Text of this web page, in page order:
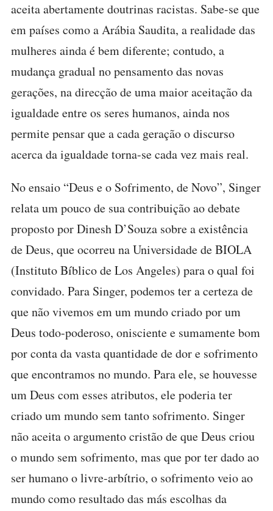
aceita abertamente doutrinas racistas. Sabe-se que
em países como a Arábia Saudita, a realidade das
mulheres ainda é bem diferente; contudo, a
mudança gradual no pensamento das novas
gerações, na direcção de uma maior aceitação da
igualdade entre os seres humanos, ainda nos
permite pensar que a cada geração o discurso
acerca da igualdade torna-se cada vez mais real.
No ensaio “Deus e o Sofrimento, de Novo”, Singer
relata um pouco de sua contribuição ao debate
proposto por Dinesh D’Souza sobre a existência
de Deus, que ocorreu na Universidade de BIOLA
(Instituto Bíblico de Los Angeles) para o qual foi
convidado. Para Singer, podemos ter a certeza de
que não vivemos em um mundo criado por um
Deus todo-poderoso, onisciente e sumamente bom
por conta da vasta quantidade de dor e sofrimento
que encontramos no mundo. Para ele, se houvesse
um Deus com esses atributos, ele poderia ter
criado um mundo sem tanto sofrimento. Singer
não aceita o argumento cristão de que Deus criou
o mundo sem sofrimento, mas que por ter dado ao
ser humano o livre-arbítrio, o sofrimento veio ao
mundo como resultado das más escolhas da